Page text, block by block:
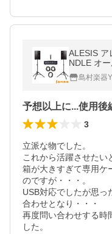
ALESIS ア
NDLE オ
ー・スピ
島村楽器
予想以上に...使用後
3
立派な物でした。
これから活躍させたい
箱が大きすぎて専用ケ
のですが・・・。
USB対応でしたが思っ
合わせとなり・・・
再度問い合わせする時
した。